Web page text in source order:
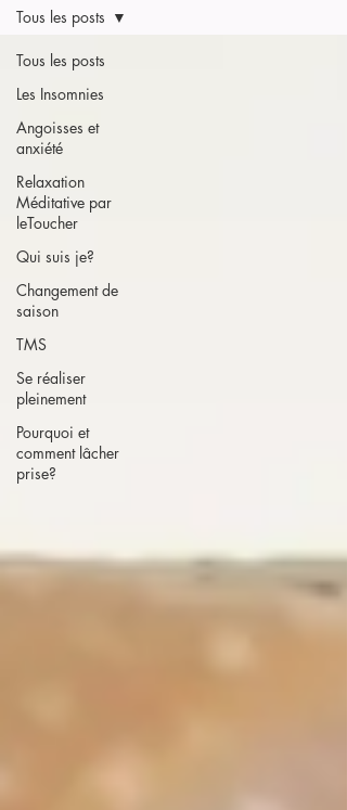
Tous les posts
Les Insomnies
Angoisses et
anxiété
Relaxation
Méditative par
leToucher
Qui suis je?
Changement de
saison
TMS
Se réaliser
pleinement
Pourquoi et
comment lâcher
prise?
Tous les posts